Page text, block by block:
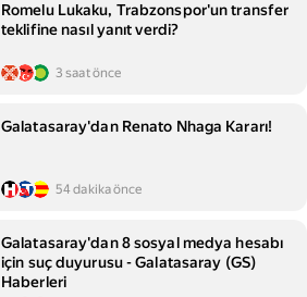
Romelu Lukaku, Trabzonspor'un transfer
teklifine nasıl yanıt verdi?
3 saat önce
Galatasaray'dan Renato Nhaga Kararı!
54 dakika önce
Galatasaray'dan 8 sosyal medya hesabı
için suç duyurusu - Galatasaray (GS)
Haberleri